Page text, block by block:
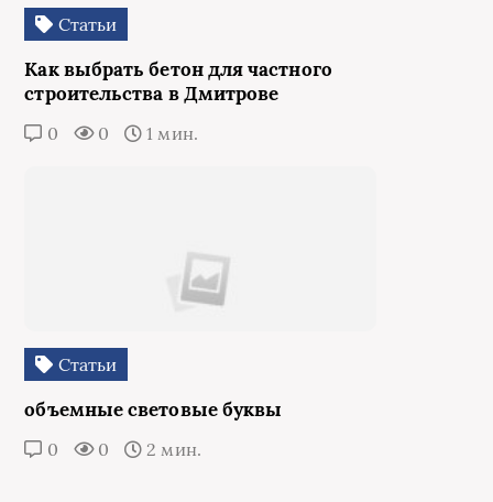
Статьи
Как выбрать бетон для частного
строительства в Дмитрове
0 0 1 мин.
Статьи
объемные световые буквы
0 0 2 мин.